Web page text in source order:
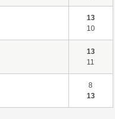
13
10
13
11
8
13